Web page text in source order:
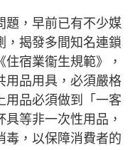
題，早前已有不少媒
，揭發多間知名連鎖
宿業衞生規範》，
用品用具，必須嚴格
用品必須做到「一客
等非一次性用品，
毒，以保障消費者的